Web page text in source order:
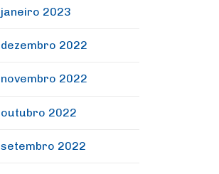
janeiro 2023
dezembro 2022
novembro 2022
outubro 2022
setembro 2022